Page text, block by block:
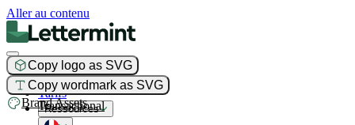
Aller au contenu
Copy logo as SVG
Copy wordmark as SVG
Brand Assets
Produit
Transactional
Tarifs
Ressources